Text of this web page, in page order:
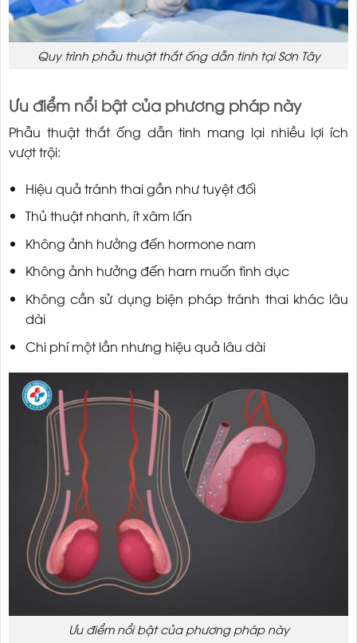
Quy trình phẫu thuật thắt ống dẫn tinh tại Sơn Tây
Ưu điểm nổi bật của phương pháp này
Phẫu thuật thắt ống dẫn tinh mang lại nhiều lợi ích
vượt trội:
Hiệu quả tránh thai gần như tuyệt đối
Thủ thuật nhanh, ít xâm lấn
Không ảnh hưởng đến hormone nam
Không ảnh hưởng đến ham muốn tình dục
Không cần sử dụng biện pháp tránh thai khác lâu
dài
Chi phí một lần nhưng hiệu quả lâu dài
Ưu điểm nổi bật của phương pháp này